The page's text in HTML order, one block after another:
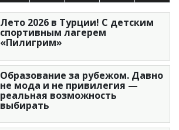
Лето 2026 в Турции! С детским
спортивным лагерем
«Пилигрим»
Образование за рубежом. Давно
не мода и не привилегия —
реальная возможность
выбирать